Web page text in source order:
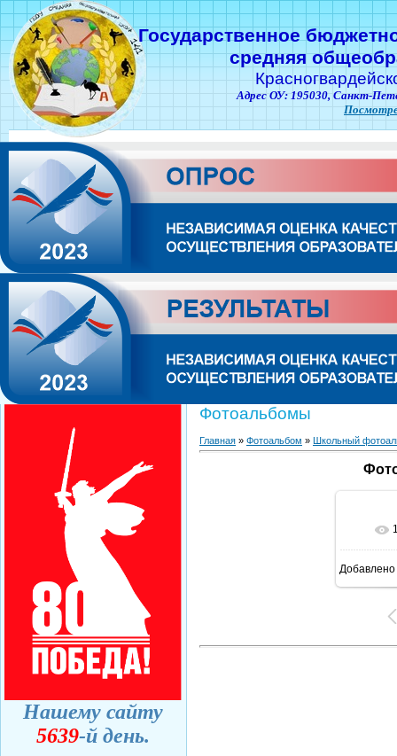
Государственное
средняя
Адрес ОУ: 195030, Санкт-
Нашему сайту
5639-й день.
Фотоальбомы
Главная » Фотоальбом » Школьный
Добавлено